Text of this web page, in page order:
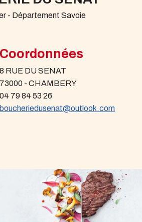
- Département Savoie
Coordonnées
8 RUE DU SENAT
73000 - CHAMBERY
04 79 84 53 26
boucheriedusenat@outlook.com